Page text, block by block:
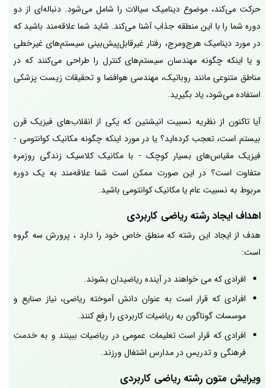
حرکت می‌کند، موضوع دینامیک سیالات را شامل می‌شود. دنباله‌ای از دو
دوره شما را با این منطقه جذاب آشنا می‌کند. شاید شما علاقه‌مند باشید که
در مورد دینامیک هرج‌ومرج، رفتار غیرقابل‌پیش‌بینی سیستم‌های غیرخطی
و یا اینکه چگونه مهندسان سیستم‌های کنترل را طراحی می‌کنند که در
مناطق متنوعی مانند روباتیک، مهندسی هوافضا و تحقیقات زیست پزشکی
استفاده می‌شود، یاد بگیرید.
آیا تاکنون از نظریه نسبیت انیشتین که یکی از انقلاب‌های فیزیک قرن
بیستم است، تعجب کرده‌اید؟ یا در مورد اینکه چگونه مکانیک کوانتومی -
فیزیک مقیاس‌های بسیار کوچک - با مکانیک کلاسیک زندگی روزمره
متفاوت است؟ در این صورت ممکن است شما علاقه‌مند به یک دوره
مربوط به نسبیت عام یا مکانیک کوانتومی باشید.
اهداف ایجاد رشته ریاضی کاربردی
هدف از ایجاد این رشته که منطق خاص خود را دارد ، پرورش سه گروه
است:
افرادی که می خواهند در آینده ریاضیدان بشوند.
افرادی که قرار است به عنوان دانش آموخته ریاضی، نیاز صنایع و
موسسات گوناگون به ریاضیات کاربردی را رفع کنند.
افرادی که قرار است تعلیمات عمومی در ریاضیات ببینند و به خدمت
فرهنگی و تدریس در مدارس اشتغال ورزند.
ویرایش متون رشته ریاضی کاربردی